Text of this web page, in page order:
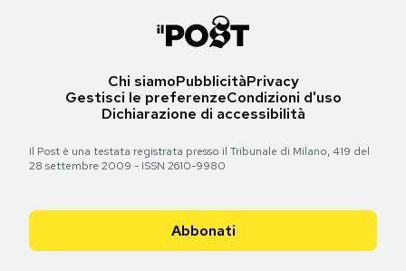
Chi siamoPubblicitàPrivacy
Gestisci le preferenzeCondizioni d'uso
Dichiarazione di accessibilità
Il Post è una testata registrata presso il Tribunale di Milano, 419 del
28 settembre 2009 - ISSN 2610-9980
Abbonati